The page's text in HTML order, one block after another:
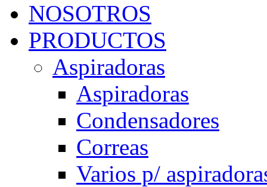
NOSOTROS
PRODUCTOS
Aspiradoras
Aspiradoras
Condensadores
Correas
Varios p/